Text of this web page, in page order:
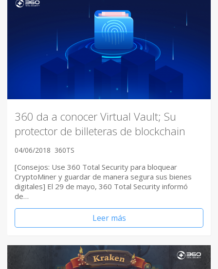
360 da a conocer Virtual Vault; Su
protector de billeteras de blockchain
04/06/2018 360TS
[Consejos: Use 360 Total Security para bloquear
CryptoMiner y guardar de manera segura sus bienes
digitales] El 29 de mayo, 360 Total Security informó
de…
Leer más